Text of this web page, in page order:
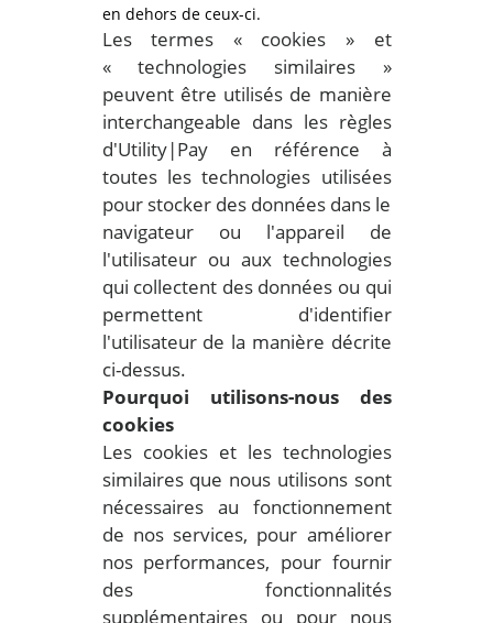
en dehors de ceux-ci.
Les termes « cookies » et
« technologies similaires »
peuvent être utilisés de manière
interchangeable dans les règles
d'Utility|Pay en référence à
toutes les technologies utilisées
pour stocker des données dans le
navigateur ou l'appareil de
l'utilisateur ou aux technologies
qui collectent des données ou qui
permettent d'identifier
l'utilisateur de la manière décrite
ci-dessus.
Pourquoi utilisons-nous des
cookies
Les cookies et les technologies
similaires que nous utilisons sont
nécessaires au fonctionnement
de nos services, pour améliorer
nos performances, pour fournir
des fonctionnalités
supplémentaires ou pour nous